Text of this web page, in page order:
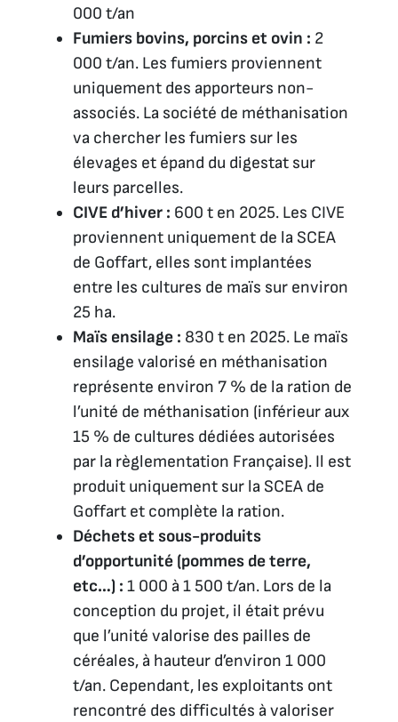
000 t/an
Fumiers bovins, porcins et ovin : 2
000 t/an. Les fumiers proviennent
uniquement des apporteurs non-
associés. La société de méthanisation
va chercher les fumiers sur les
élevages et épand du digestat sur
leurs parcelles.
CIVE d’hiver : 600 t en 2025. Les CIVE
proviennent uniquement de la SCEA
de Goffart, elles sont implantées
entre les cultures de maïs sur environ
25 ha.
Maïs ensilage : 830 t en 2025. Le maïs
ensilage valorisé en méthanisation
représente environ 7 % de la ration de
l’unité de méthanisation (inférieur aux
15 % de cultures dédiées autorisées
par la règlementation Française). Il est
produit uniquement sur la SCEA de
Goffart et complète la ration.
Déchets et sous-produits
d’opportunité (pommes de terre,
etc…) : 1 000 à 1 500 t/an. Lors de la
conception du projet, il était prévu
que l’unité valorise des pailles de
céréales, à hauteur d’environ 1 000
t/an. Cependant, les exploitants ont
rencontré des difficultés à valoriser